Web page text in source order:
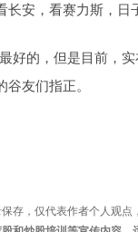
长安，看赛力斯，日
好的，但是目前，
友们指正。
存，仅代表作者个人观